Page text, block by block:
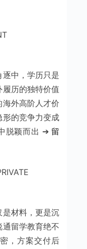
中，学历只是
历的独特价值
外高阶人才价
的竞争力变成
脱颖而出 ➔ 留
材料，更是沉
留学教育绝不
，方案交付后